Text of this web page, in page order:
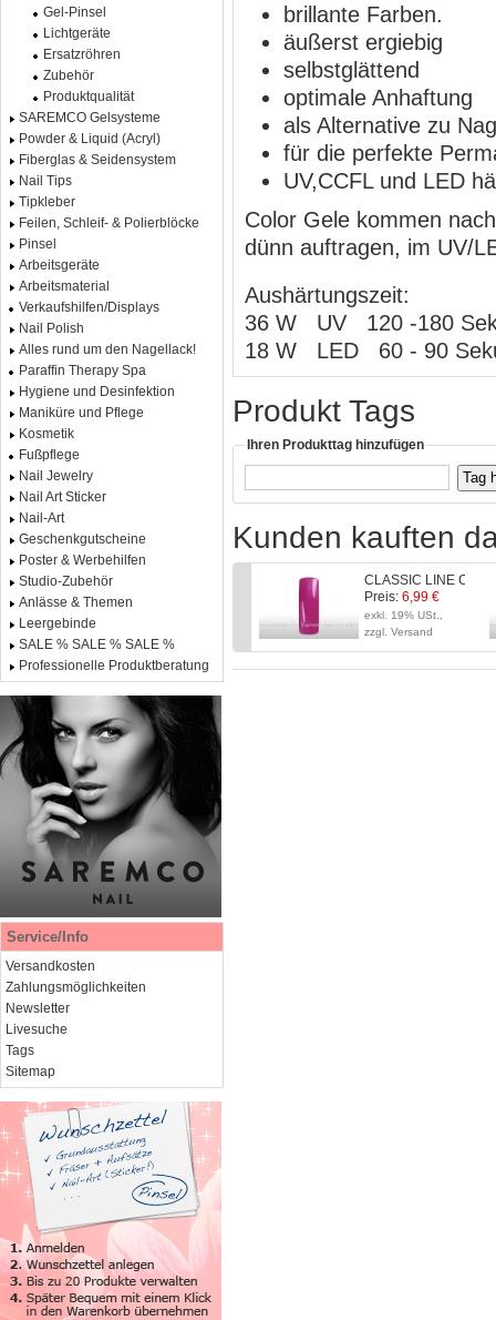
brillante Farben.
äußerst ergiebig
selbstglättend
optimale Anhaftung
als Alternative zu
für die perfekte
UV,CCFL und LED
Color Gele kommen
dünn auftragen, im UV/
Aushärtungszeit:
36 W UV 120 -180
18 W LED 60 - 90
Produkt Tags
Ihren Produkttag hinzufügen
Kunden kauften
CLASSIC LINE
Preis: 6,99 €
exkl. 19% USt.,
zzgl. Versand
Gel-Pinsel
Lichtgeräte
Ersatzröhren
Zubehör
Produktqualität
SAREMCO Gelsysteme
Powder & Liquid (Acryl)
Fiberglas & Seidensystem
Nail Tips
Tipkleber
Feilen, Schleif- & Polierblöcke
Pinsel
Arbeitsgeräte
Arbeitsmaterial
Verkaufshilfen/Displays
Nail Polish
Alles rund um den Nagellack!
Paraffin Therapy Spa
Hygiene und Desinfektion
Maniküre und Pflege
Kosmetik
Fußpflege
Nail Jewelry
Nail Art Sticker
Nail-Art
Geschenkgutscheine
Poster & Werbehilfen
Studio-Zubehör
Anlässe & Themen
Leergebinde
SALE % SALE % SALE %
Professionelle Produktberatung
Service/Info
Versandkosten
Zahlungsmöglichkeiten
Newsletter
Livesuche
Tags
Sitemap